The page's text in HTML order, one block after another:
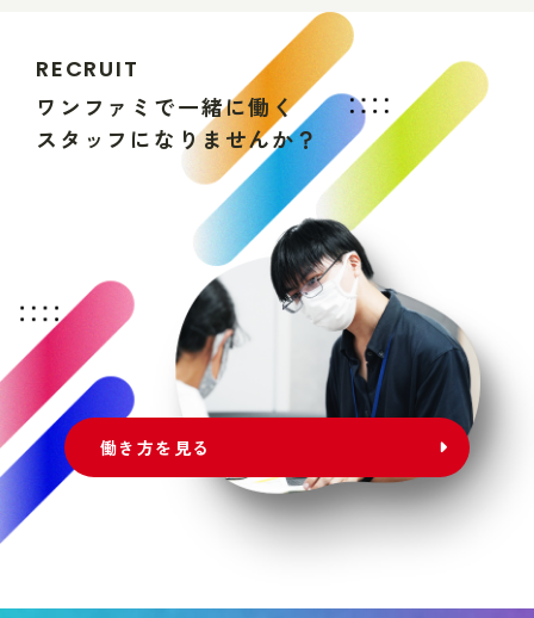
RECRUIT
ワ ン フ ァ ミ で一緒に働 く
ス タ ッ フ にな りま せんか？
働き方を見る